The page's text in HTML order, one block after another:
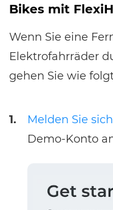
Bikes mit
Wenn Sie eine
Elektrofahrräder
gehen Sie wie
1. Melden Sie sich
Demo-Konto